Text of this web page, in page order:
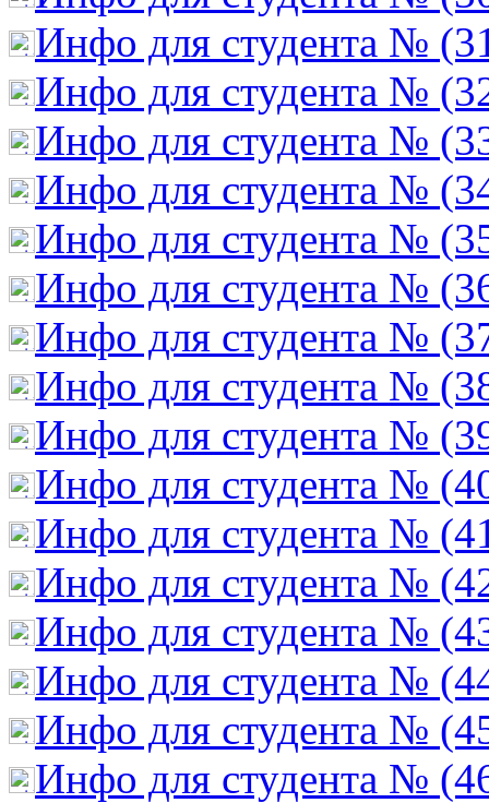
Инфо для студента №
Инфо для студента №
Инфо для студента №
Инфо для студента №
Инфо для студента №
Инфо для студента №
Инфо для студента №
Инфо для студента №
Инфо для студента №
Инфо для студента №
Инфо для студента №
Инфо для студента №
Инфо для студента №
Инфо для студента №
Инфо для студента №
Инфо для студента №